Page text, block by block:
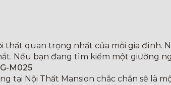
thất quan trọng nhất của mỗi gia đình.
Nếu bạn đang tìm kiếm một giường
M025
tại Nội Thất Mansion chắc chắn sẽ là